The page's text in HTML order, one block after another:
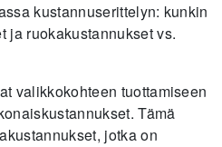
kustannuserittelyn: kunkin
ja ruokakustannukset vs.
valikkokohteen tuottamiseen
Tämä
jotka on